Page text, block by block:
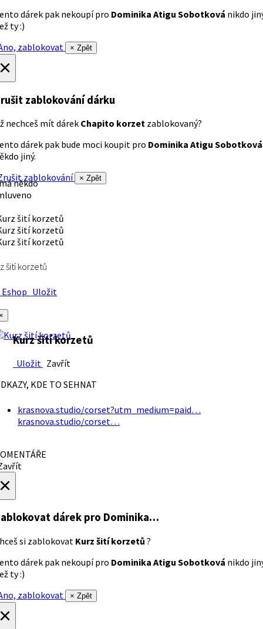
dárek pak nekoupí pro Dominika Atigu Sobotková nikdo
ty :)
zablokovat
× Zpět
zablokování dárku
nechceš mít dárek Chapito korzet zablokovaný?
dárek pak bude moci koupit pro Dominika Atigu Sobotková
jiný.
zablokování
× Zpět
někdo
šití korzetů
Uložit
Kurz šití korzetů
Uložit Zavřít
KDE TO SEHNAT
krasnova.studio/corset?utm_medium=paid…
krasnova.studio/corset…
dárek pro Dominika…
si zablokovat Kurz šití korzetů ?
dárek pak nekoupí pro Dominika Atigu Sobotková nikdo
ty :)
zablokovat
× Zpět